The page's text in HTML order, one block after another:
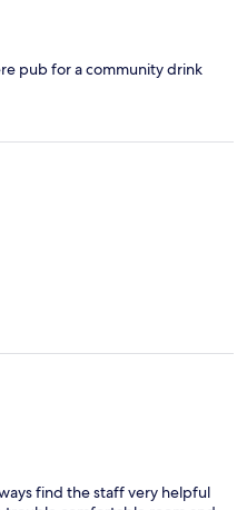
pub for a community drink
find the staff very helpful